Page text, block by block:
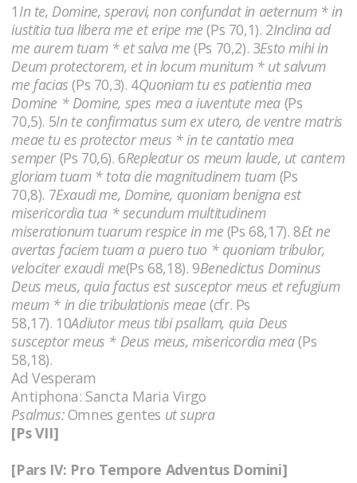
1 In te, Domine, speravi, non confundat in aeternum * in
iustitia tua libera me et eripe me(Ps 70,1). 2Inclina ad
me aurem tuam * et salva me(Ps 70,2). 3Esto mihi in
Deum protectorem, et in locum munitum * ut salvum
me facias(Ps 70,3). 4Quoniam tu es patientia mea
Domine * Domine, spes mea a iuventute mea (Ps
70,5). 5In te confirmatus sum ex utero, de ventre matris
meae tu es protector meus * in te cantatio mea
semper(Ps 70,6). 6Repleatur os meum laude, ut cantem
gloriam tuam * tota die magnitudinem tuam (Ps
70,8). 7Exaudi me, Domine, quoniam benigna est
misericordia tua * secundum multitudinem
miserationum tuarum respice in me(Ps 68,17). 8Et ne
avertas faciem tuam a puero tuo * quoniam tribulor,
velociter exaudi me(Ps 68,18). 9Benedictus Dominus
Deus meus, quia factus est susceptor meus et refugium
meum * in die tribulationis meae(cfr. Ps
58,17). 10Adiutor meus tibi psallam, quia Deus
susceptor meus * Deus meus, misericordia mea(Ps
58,18).
Ad Vesperam
Antiphona: Sancta Maria Virgo
Psalmus:Omnes gentes ut supra
[Ps VII]
[Pars IV: Pro Tempore Adventus Domini]